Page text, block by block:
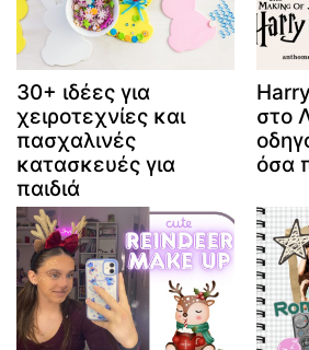
30+ ιδέες για
χειροτεχνίες και
πασχαλινές
κατασκευές για
παιδιά
στο
όσα